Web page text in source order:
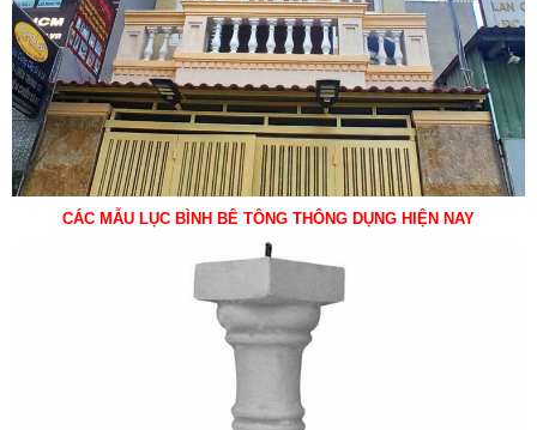
CÁC MẪU LỤC BÌNH BÊ TÔNG THÔNG DỤNG HIỆN NAY